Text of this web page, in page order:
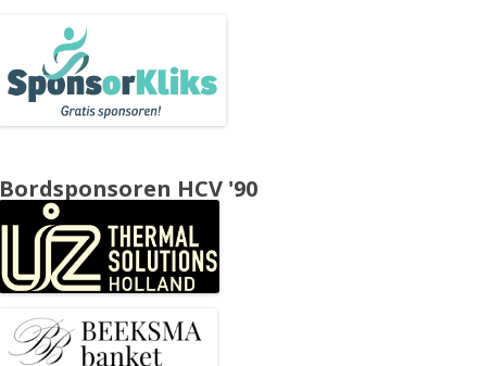
Bordsponsoren HCV '90